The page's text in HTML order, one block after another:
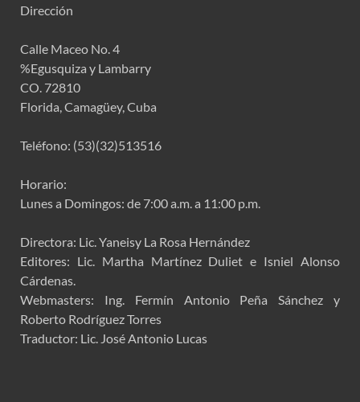
Dirección
Calle Maceo No. 4
%Egusquiza y Lambarry
CO. 72810
Florida, Camagüey, Cuba
Teléfono: (53)(32)513516
Horario:
Lunes a Domingos: de 7:00 a.m. a 11:00 p.m.
Directora: Lic. Yaneisy La Rosa Hernández
Editores: Lic. Martha Martínez Duliet e Isniel Alonso
Cárdenas.
Webmasters: Ing. Fermín Antonio Peña Sánchez y
Roberto Rodríguez Torres
Traductor: Lic. José Antonio Lucas